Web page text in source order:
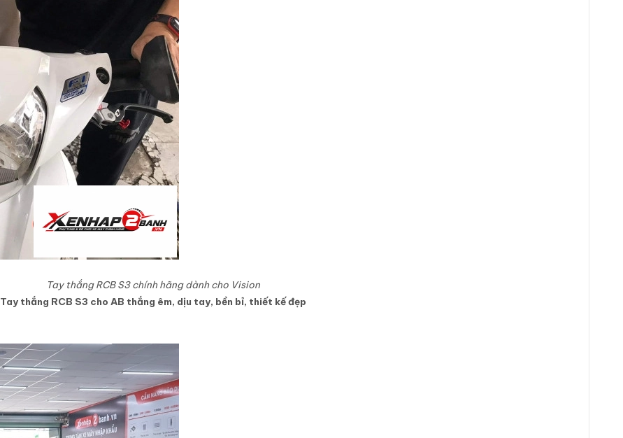
Tay thắng RCB S3 chính hãng dành cho Vision
Tay thắng RCB S3 cho AB thắng êm, dịu tay, bền bỉ, thiết kế đẹp